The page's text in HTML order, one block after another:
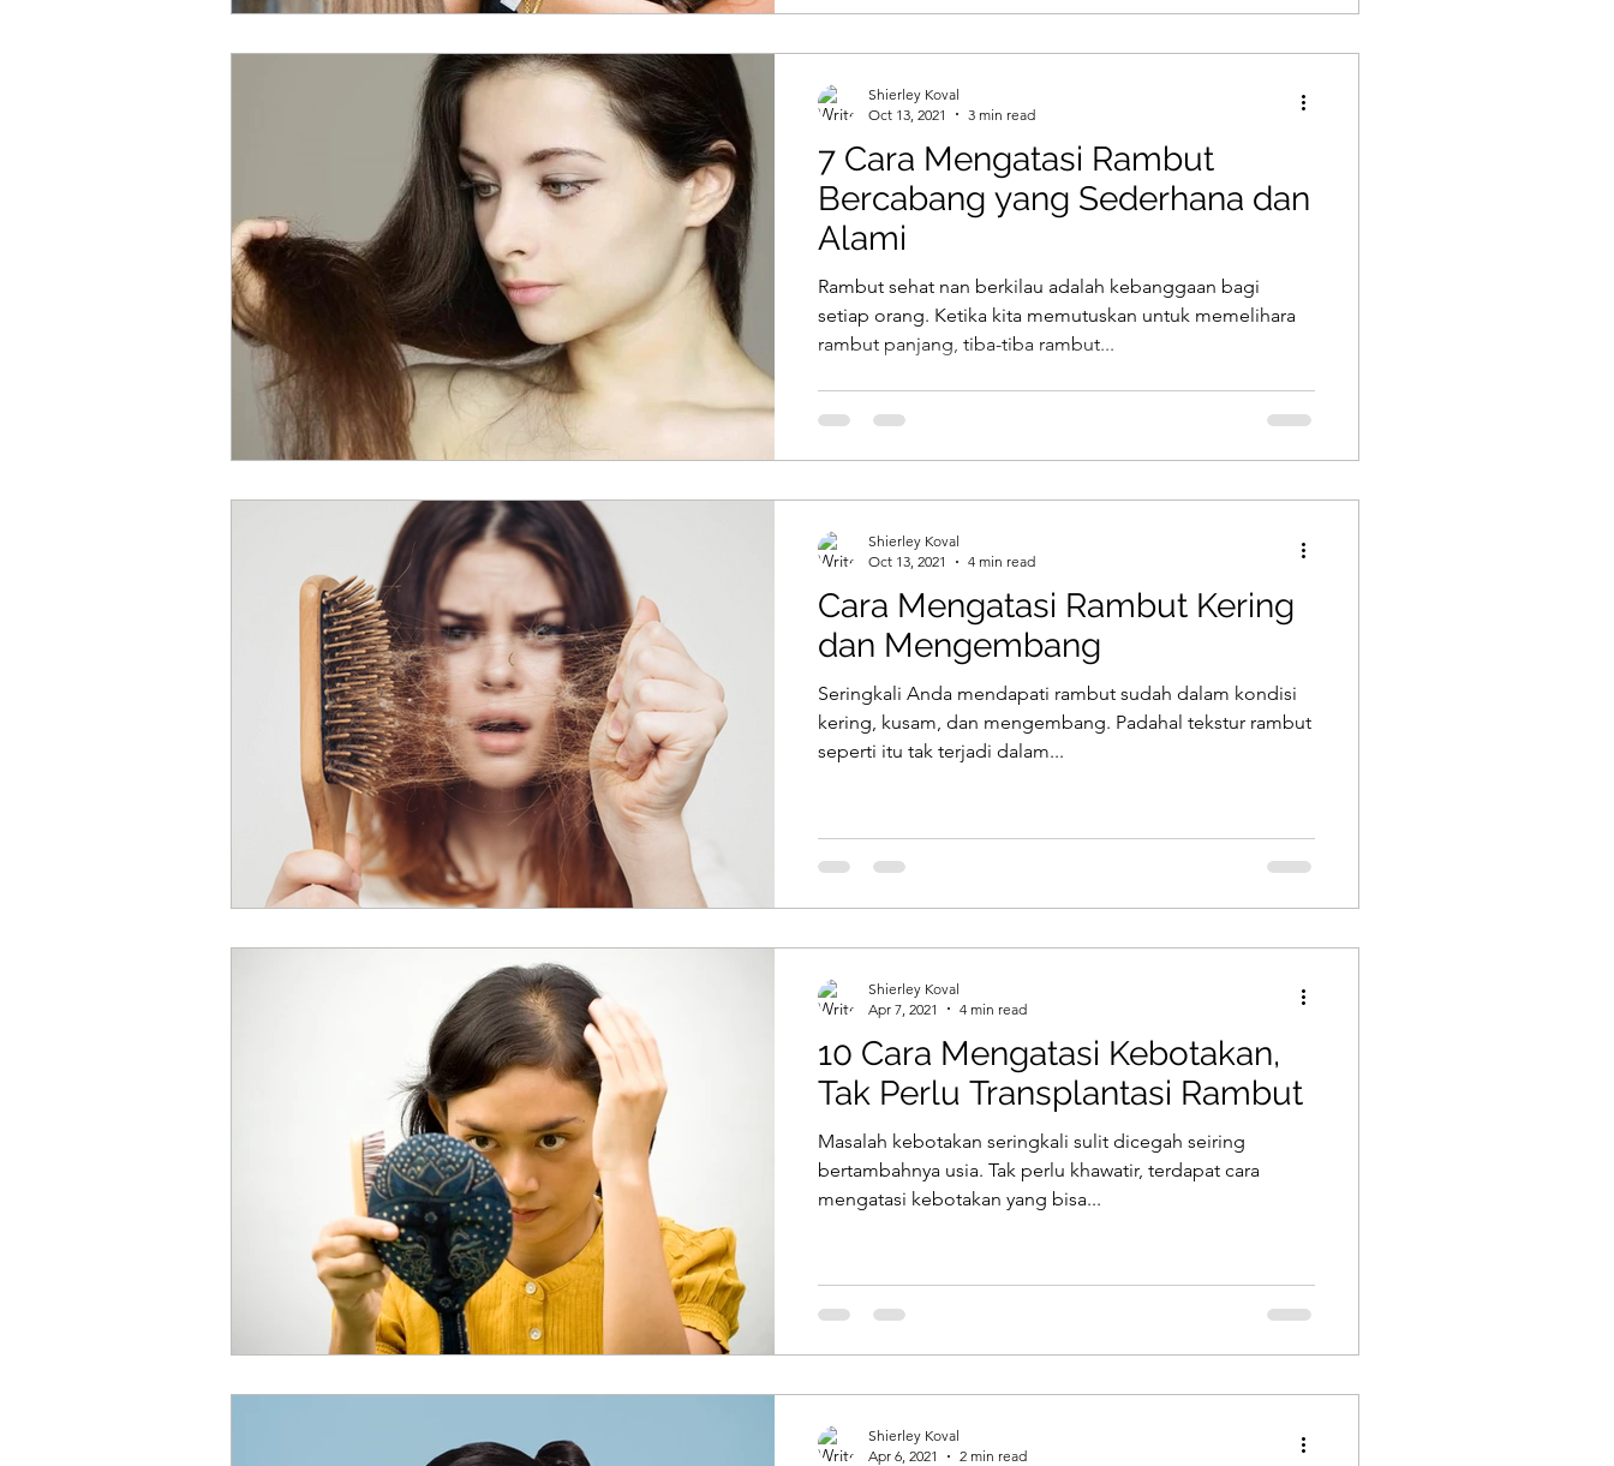
7 Cara Mengatasi Rambut
Bercabang yang Sederhana dan
Alami
Rambut sehat nan berkilau adalah kebanggaan bagi
setiap orang. Ketika kita memutuskan untuk memelihara
rambut panjang, tiba-tiba rambut...
Shierley Koval
Oct 13, 2021
3 min read
Cara Mengatasi Rambut Kering
dan Mengembang
Seringkali Anda mendapati rambut sudah dalam kondisi
kering, kusam, dan mengembang. Padahal tekstur rambut
seperti itu tak terjadi dalam...
Shierley Koval
Oct 13, 2021
4 min read
10 Cara Mengatasi Kebotakan,
Tak Perlu Transplantasi Rambut
Masalah kebotakan seringkali sulit dicegah seiring
bertambahnya usia. Tak perlu khawatir, terdapat cara
mengatasi kebotakan yang bisa...
Shierley Koval
Apr 7, 2021
4 min read
Shierley Koval
Apr 6, 2021
2 min read